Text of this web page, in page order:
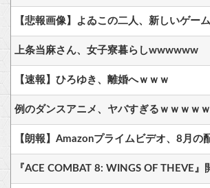
上条当麻さん、女子寮暮らしwwwwww
【速報】ひろゆき、離婚へｗｗｗ
例のダンスアニメ、ヤバすぎるｗｗｗｗｗ